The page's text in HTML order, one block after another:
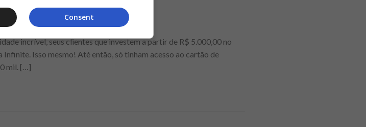
incrível, seus clientes que investem a partir de R$ 5.000,00 no
Isso mesmo! Até então, só tinham acesso ao cartão de
mil. […]
Consent